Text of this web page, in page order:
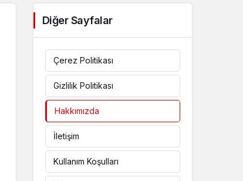
Diğer Sayfalar
Çerez Politikası
Gizlilik Politikası
Hakkımızda
İletişim
Kullanım Koşulları